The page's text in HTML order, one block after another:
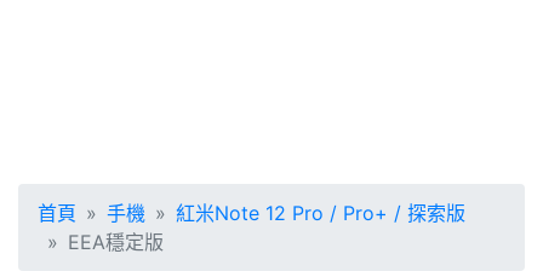
首頁 手機
紅米Note 12 Pro / Pro+ / 探索版
EEA穩定版